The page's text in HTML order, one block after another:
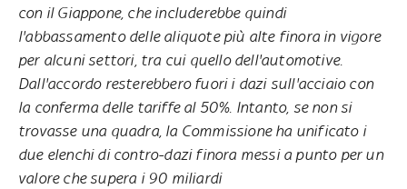
con il Giappone, che includerebbe quindi
l'abbassamento delle aliquote più alte finora in vigore
per alcuni settori, tra cui quello dell'automotive.
Dall'accordo resterebbero fuori i dazi sull'acciaio con
la conferma delle tariffe al 50%. Intanto, se non si
trovasse una quadra, la Commissione ha unificato i
due elenchi di contro-dazi finora messi a punto per un
valore che supera i 90 miliardi